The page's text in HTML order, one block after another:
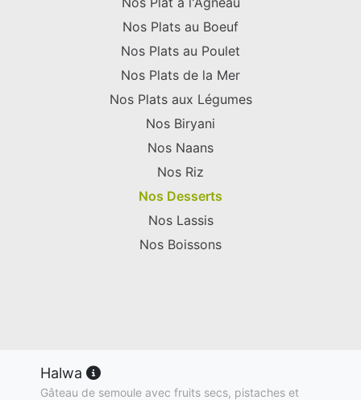
Nos Plats au Boeuf
Nos Plats au Poulet
Nos Plats de la Mer
Nos Plats aux Légumes
Nos Biryani
Nos Naans
Nos Riz
Nos Desserts
Nos Lassis
Nos Boissons
Halwa
Gâteau de semoule avec fruits secs, pistaches et